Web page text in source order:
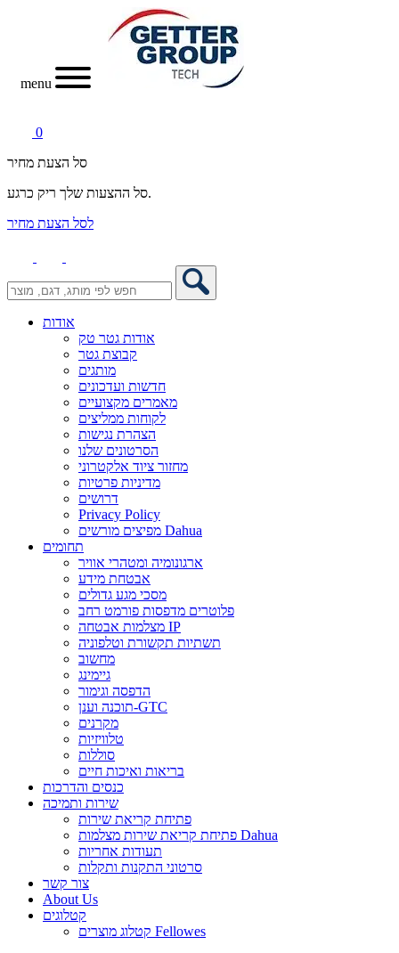
menu
0
סל הצעת מחיר
סל ההצעות שלך ריק כרגע.
לסל הצעת מחיר
אודות
אודות גטר טק
קבוצת גטר
מותגים
חדשות ועדכונים
מאמרים מקצועיים
לקוחות ממליצים
הצהרת נגישות
הסרטונים שלנו
מחזור ציוד אלקטרוני
מדיניות פרטיות
דרושים
Privacy Policy
מפיצים מורשים Dahua
תחומים
ארגונומיה ומטהרי אוויר
אבטחת מידע
מסכי מגע גדולים
פלוטרים מדפסות פורמט רחב
מצלמות אבטחה IP
תשתיות תקשורת וטלפוניה
מחשוב
גיימינג
הדפסה וגימור
תוכנה וענן-GTC
מקרנים
טלוויזיות
סוללות
בריאות ואיכות חיים
כנסים והדרכות
שירות ותמיכה
פתיחת קריאת שירות
פתיחת קריאת שירות מצלמות Dahua
תעודות אחריות
סרטוני התקנות ותקלות
צור קשר
About Us
קטלוגים
קטלוג מוצרים Fellowes